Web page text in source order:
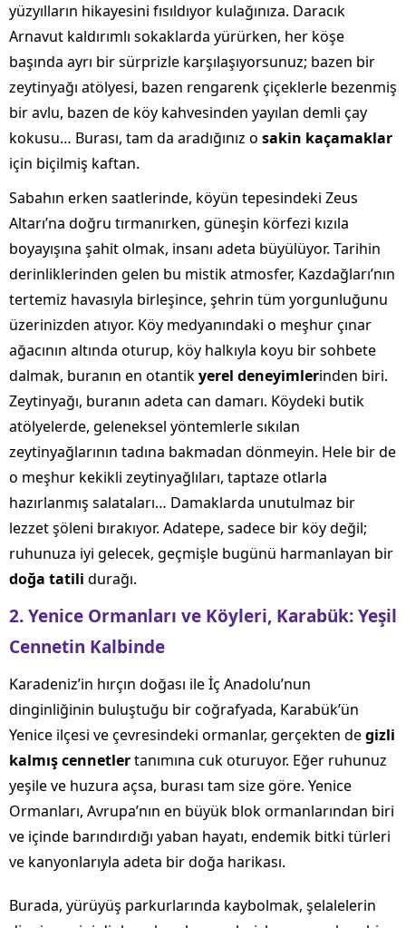
yüzyılların hikayesini fısıldıyor kulağınıza. Daracık
Arnavut kaldırımlı sokaklarda yürürken, her köşe
başında ayrı bir sürprizle karşılaşıyorsunuz; bazen bir
zeytinyağı atölyesi, bazen rengarenk çiçeklerle bezenmiş
bir avlu, bazen de köy kahvesinden yayılan demli çay
kokusu… Burası, tam da aradığınız o sakin kaçamaklar
için biçilmiş kaftan.
Sabahın erken saatlerinde, köyün tepesindeki Zeus
Altarı’na doğru tırmanırken, güneşin körfezi kızıla
boyayışına şahit olmak, insanı adeta büyülüyor. Tarihin
derinliklerinden gelen bu mistik atmosfer, Kazdağları’nın
tertemiz havasıyla birleşince, şehrin tüm yorgunluğunu
üzerinizden atıyor. Köy medyanındaki o meşhur çınar
ağacının altında oturup, köy halkıyla koyu bir sohbete
dalmak, buranın en otantikyerel deneyimlerinden biri.
Zeytinyağı, buranın adeta can damarı. Köydeki butik
atölyelerde, geleneksel yöntemlerle sıkılan
zeytinyağlarının tadına bakmadan dönmeyin. Hele bir de
o meşhur kekikli zeytinyağlıları, taptaze otlarla
hazırlanmış salataları… Damaklarda unutulmaz bir
lezzet şöleni bırakıyor. Adatepe, sadece bir köy değil;
ruhunuza iyi gelecek, geçmişle bugünü harmanlayan bir
doğa tatili durağı.
2. Yenice Ormanları ve Köyleri, Karabük: Yeşil
Cennetin Kalbinde
Karadeniz’in hırçın doğası ile İç Anadolu’nun
dinginliğinin buluştuğu bir coğrafyada, Karabük’ün
Yenice ilçesi ve çevresindeki ormanlar, gerçekten degizli
kalmış cennetlertanımına cuk oturuyor. Eğer ruhunuz
yeşile ve huzura açsa, burası tam size göre. Yenice
Ormanları, Avrupa’nın en büyük blok ormanlarından biri
ve içinde barındırdığı yaban hayatı, endemik bitki türleri
ve kanyonlarıyla adeta bir doğa harikası.
Burada, yürüyüş parkurlarında kaybolmak, şelalelerin